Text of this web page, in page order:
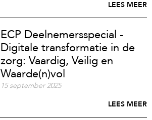
LEES MEER
ECP Deelnemersspecial -
Digitale transformatie in de
zorg: Vaardig, Veilig en
Waarde(n)vol
15 september 2025
LEES MEER